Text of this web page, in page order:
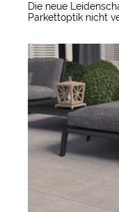
Die neue
Parkettoptik nicht